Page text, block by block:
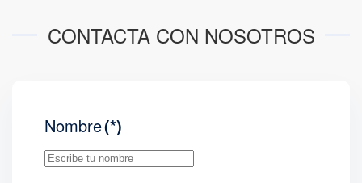
CONTACTA CON NOSOTROS
Nombre(*)